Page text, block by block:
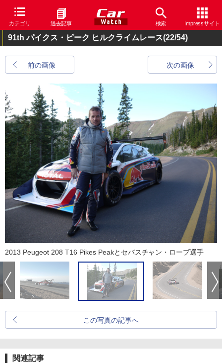
カテゴリ 過去記事 検索 Impressサイト
91th パイクス・ピーク ヒルクライムレース(22/54)
前の画像 次の画像
2013 Peugeot 208 T16 Pikes Peakとセバスチャン・ローブ選手
この写真の記事へ
関連記事